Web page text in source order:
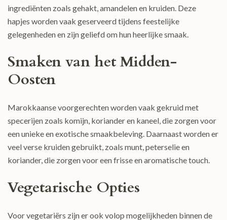
ingrediënten zoals gehakt, amandelen en kruiden. Deze
hapjes worden vaak geserveerd tijdens feestelijke
gelegenheden en zijn geliefd om hun heerlijke smaak.
Smaken van het Midden-
Oosten
Marokkaanse voorgerechten worden vaak gekruid met
specerijen zoals komijn, koriander en kaneel, die zorgen voor
een unieke en exotische smaakbeleving. Daarnaast worden er
veel verse kruiden gebruikt, zoals munt, peterselie en
koriander, die zorgen voor een frisse en aromatische touch.
Vegetarische Opties
Voor vegetariërs zijn er ook volop mogelijkheden binnen de